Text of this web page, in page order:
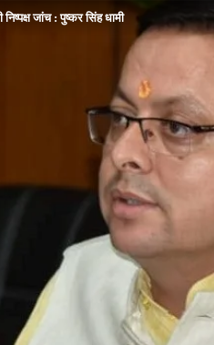
जांच : पुष्कर सिंह धामी